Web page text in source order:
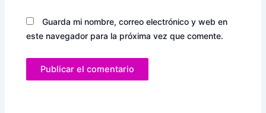
Guarda mi nombre, correo electrónico y web en
este navegador para la próxima vez que comente.